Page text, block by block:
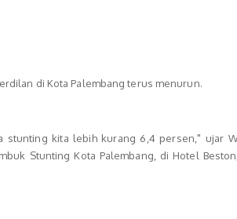
di Kota Palembang terus menurun.
stunting kita lebih kurang 6,4 persen," ujar
Stunting Kota Palembang, di Hotel